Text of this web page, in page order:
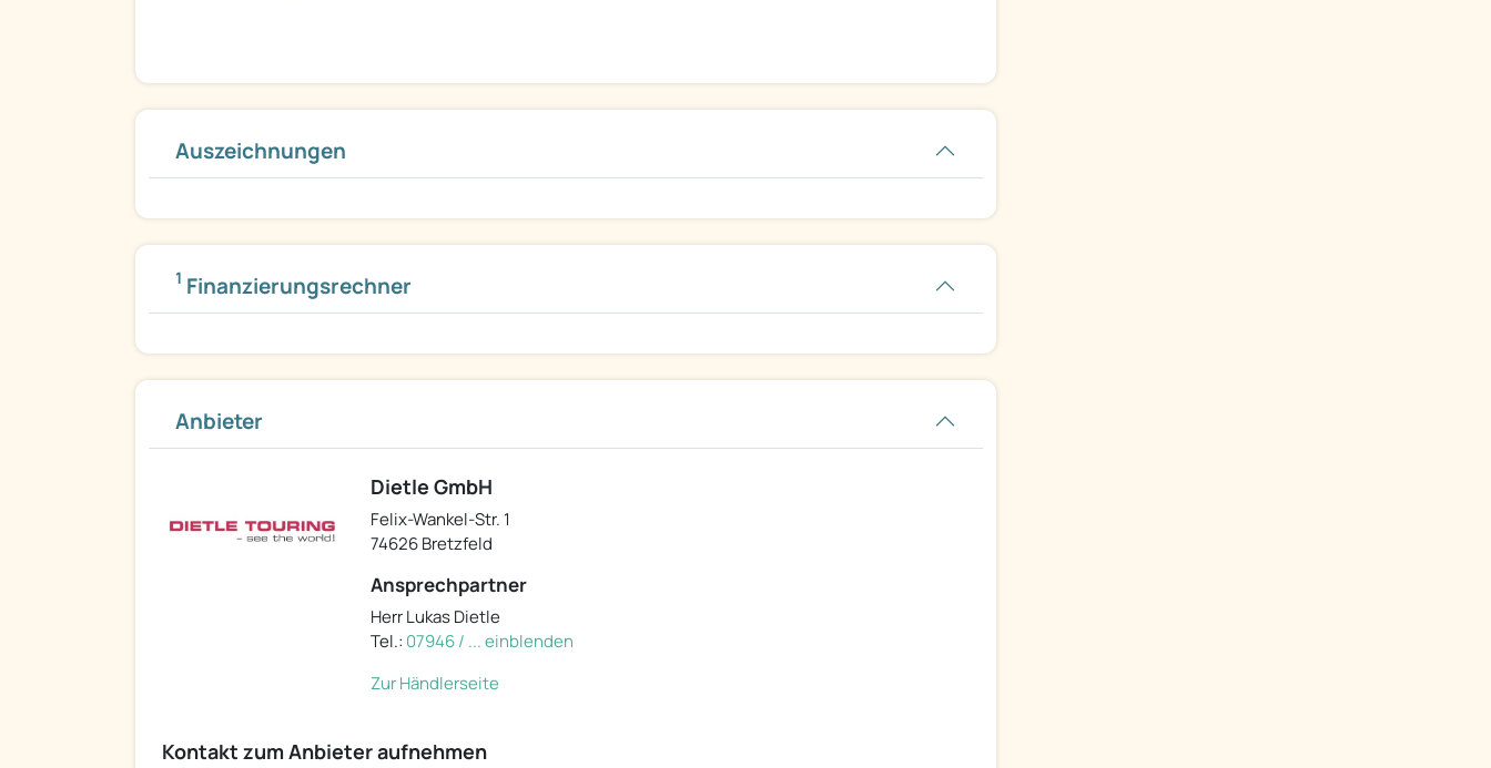
Auszeichnungen
1 Finanzierungsrechner
Anbieter
Dietle GmbH
Felix-Wankel-Str. 1
74626 Bretzfeld
Ansprechpartner
Herr Lukas Dietle
Tel.: 07946 / ... einblenden
Zur Händlerseite
Kontakt zum Anbieter aufnehmen